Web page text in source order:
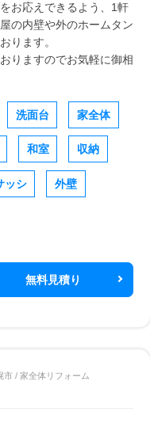
お応えできるよう、1軒
の内壁や外のホームタン
ります。
りますのでお気軽に御相
洗面台 家全体
和室 収納
ッシ 外壁
無料見積り
市 / 家全体リフォーム